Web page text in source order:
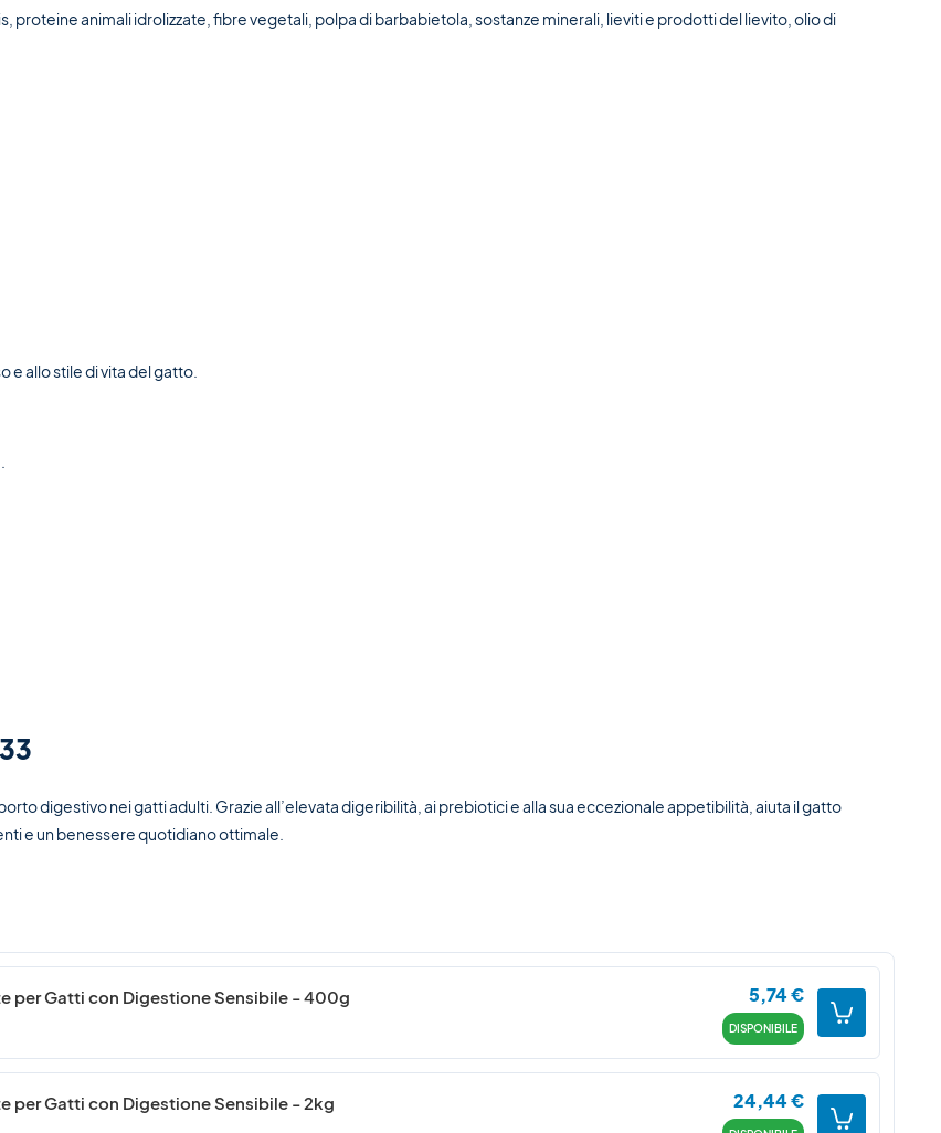
proteine animali idrolizzate, fibre vegetali, polpa di barbabietola, sostanze minerali, lieviti e prodotti del lievito, olio di
e allo stile di vita del gatto.
digestivo nei gatti adulti. Grazie all’elevata digeribilità, ai prebiotici e alla sua eccezionale appetibilità, aiuta il gatto
e un benessere quotidiano ottimale.
per Gatti con Digestione Sensibile - 400g 5,74€
DISPONIBILE
per Gatti con Digestione Sensibile - 2kg 24,44€